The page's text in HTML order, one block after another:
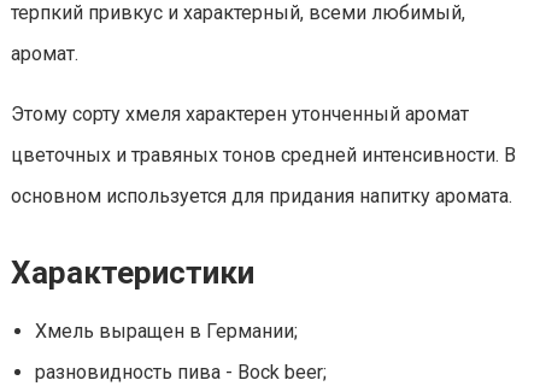
терпкий привкус и характерный, всеми любимый,
аромат.
Этому сорту хмеля характерен утонченный аромат
цветочных и травяных тонов средней интенсивности. В
основном используется для придания напитку аромата.
Характеристики
Хмель выращен в Германии;
разновидность пива - Bock beer;